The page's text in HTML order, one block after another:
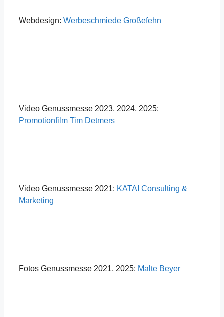
Webdesign: Werbeschmiede Großefehn
Video Genussmesse 2023, 2024, 2025:
Promotionfilm Tim Detmers
Video Genussmesse 2021: KATAI Consulting &
Marketing
Fotos Genussmesse 2021, 2025: Malte Beyer